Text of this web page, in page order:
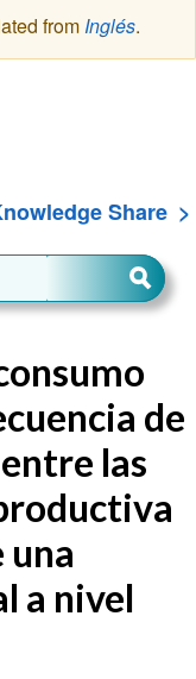
from Inglés.
Share
de
las
una
a nivel